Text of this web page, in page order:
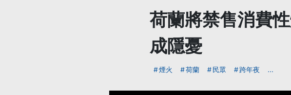
荷蘭將禁售消費
成隱憂
煙火 荷蘭 民眾 跨年夜 ...